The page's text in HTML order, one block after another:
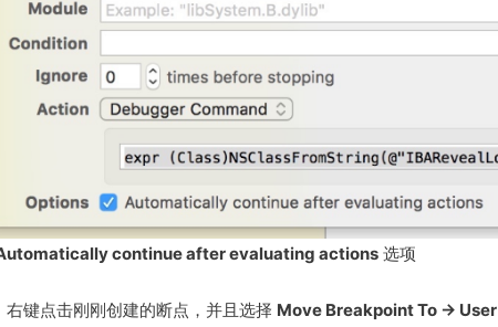
continue after evaluating actions 选项
右键点击刚刚创建的断点，并且选择 Move Breakpoint To → User